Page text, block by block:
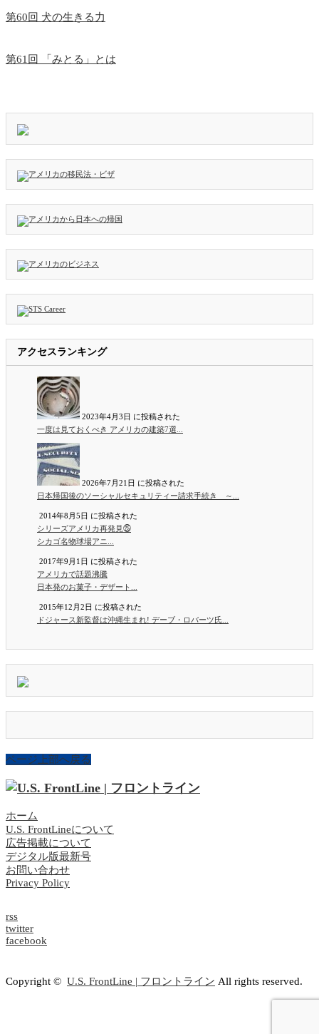
第60回 犬の生きる力
第61回 「みとる」とは
アクセスランキング
2023年4月3日 に投稿された
一度は見ておくべき アメリカの建築7選...
2026年7月21日 に投稿された
日本帰国後のソーシャルセキュリティー請求手続き ～...
2014年8月5日 に投稿された
シリーズアメリカ再発見㉕
シカゴ名物球場アニ...
2017年9月1日 に投稿された
アメリカで話題沸騰
日本発のお菓子・デザート...
2015年12月2日 に投稿された
ドジャース新監督は沖縄生まれ! デーブ・ロバーツ氏...
ページ上部へ戻る
ホーム
U.S. FrontLineについて
広告掲載について
デジタル版最新号
お問い合わせ
Privacy Policy
rss
twitter
facebook
Copyright © U.S. FrontLine | フロントライン All rights reserved.